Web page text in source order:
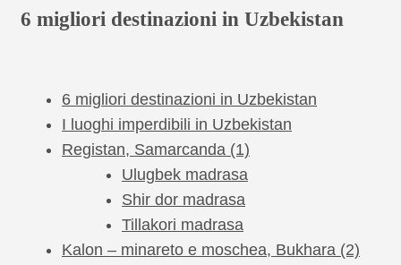
6 migliori destinazioni in Uzbekistan
6 migliori destinazioni in Uzbekistan
I luoghi imperdibili in Uzbekistan
Registan, Samarcanda (1)
Ulugbek madrasa
Shir dor madrasa
Tillakori madrasa
Kalon – minareto e moschea, Bukhara (2)